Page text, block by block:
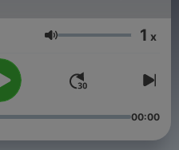
Volumen 1 x
00:00